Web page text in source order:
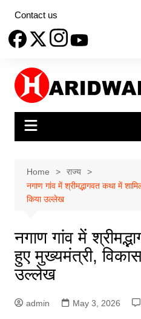
content
Contact us
Home
राज्य
नगाण गांव में श्रीमद्भागवत कथा में
किया उल्लेख
नगाण गांव में
हुए मुख्यमंत्री, विकास
उल्लेख
admin May 3, 2026